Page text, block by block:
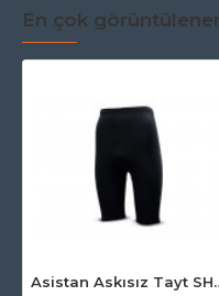
En çok
Asistan